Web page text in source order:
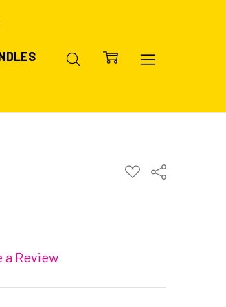
ADD
TO
Share
a Review